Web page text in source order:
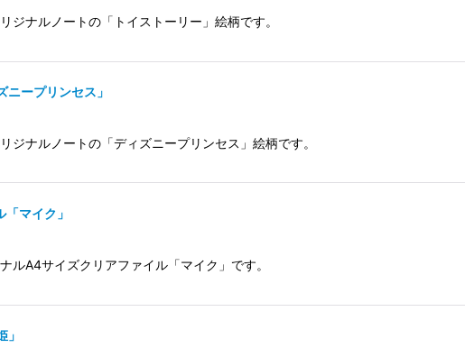
ジナルノートの「トイストーリー」絵柄です。
ニープリンセス」
ジナルノートの「ディズニープリンセス」絵柄です。
マイク」
ルA4サイズクリアファイル「マイク」です。